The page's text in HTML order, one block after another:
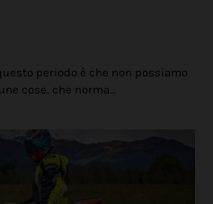
periodo è che non possiamo
cose, che norma…